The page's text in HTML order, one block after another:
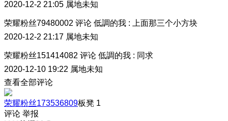
2020-12-2 21:05 属地未知
荣耀粉丝79480002 评论 低調的我 :
上面那三个小方块
2020-12-2 21:17 属地未知
荣耀粉丝151414082 评论 低調的我 : 同求
2020-12-10 19:22 属地未知
查看全部评论
荣耀粉丝173536809板凳 1
评论 举报